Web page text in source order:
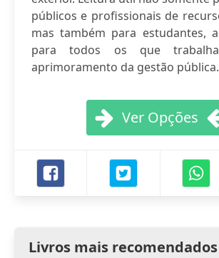
públicos e profissionais de
mas também para estudantes,
para todos os que
aprimoramento da gestão pública.
Ver Opções
Livros mais recomendados